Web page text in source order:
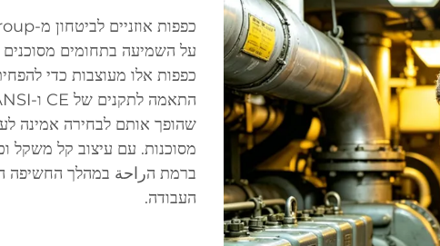
על השמיעה בתחומים מסוכנים
שהופך אותם לבחירה אמינה
מסוכנות. עם עיצוב קל משקל
ברמת הراحة במהלך החשיפה
העבודה.